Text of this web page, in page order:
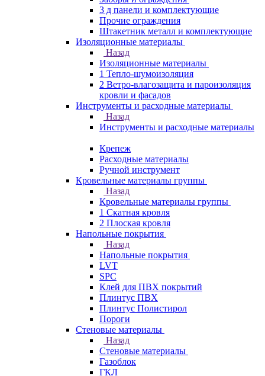
3 д панели и комплектующие
Прочие ограждения
Штакетник металл и комплектующие
Изоляционные материалы
Назад
Изоляционные материалы
1 Тепло-шумоизоляция
2 Ветро-влагозащита и пароизоляция
кровли и фасадов
Инструменты и расходные материалы
Назад
Инструменты и расходные материалы
Крепеж
Расходные материалы
Ручной инструмент
Кровельные материалы группы
Назад
Кровельные материалы группы
1 Скатная кровля
2 Плоская кровля
Напольные покрытия
Назад
Напольные покрытия
LVT
SPC
Клей для ПВХ покрытий
Плинтус ПВХ
Плинтус Полистирол
Пороги
Стеновые материалы
Назад
Стеновые материалы
Газоблок
ГКЛ